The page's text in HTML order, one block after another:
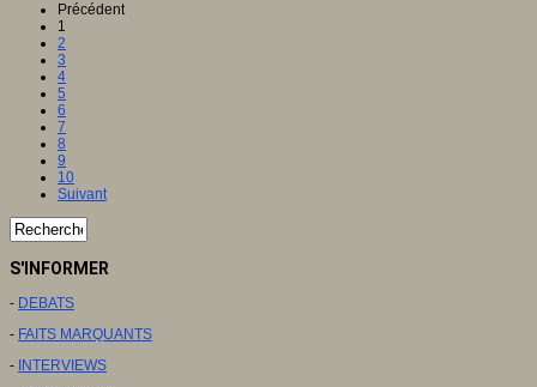
Précédent
1
2
3
4
5
6
7
8
9
10
Suivant
S'INFORMER
- DEBATS
- FAITS MARQUANTS
- INTERVIEWS